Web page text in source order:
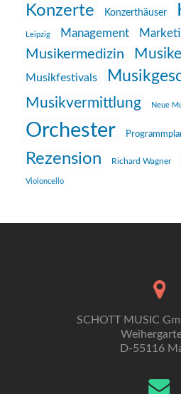
Konzerte Konzerthäuser
Leipzig Management
Musikermedizin
Musikfestivals
Musikvermittlung Neue
Orchester
Rezension Richard Wagner
Violoncello
SCHOTT MUSIC
D-55116